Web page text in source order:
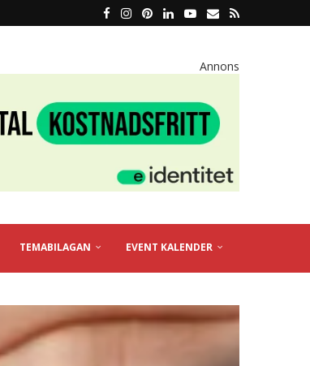
Annons
TEMABILAGAN EVENT KALENDER